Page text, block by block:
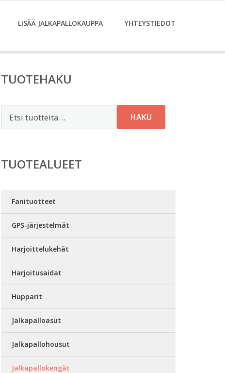
LISÄÄ JALKAPALLOKAUPPA YHTEYSTIEDOT
TUOTEHAKU
HAKU
TUOTEALUEET
Fanituotteet
GPS-järjestelmät
Harjoittelukehät
Harjoitusaidat
Hupparit
Jalkapalloasut
Jalkapallohousut
Jalkapallokengät